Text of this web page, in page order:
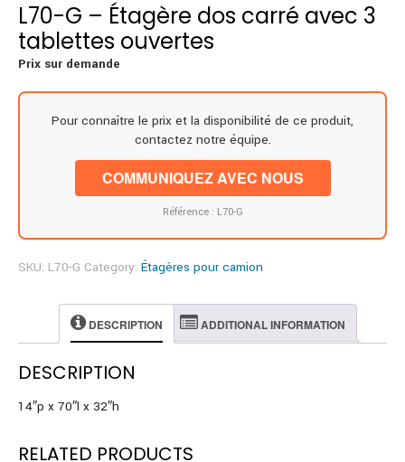
L70-G – Étagère dos carré avec 3
tablettes ouvertes
Prix sur demande
Pour connaître le prix et la disponibilité de ce produit,
contactez notre équipe.
COMMUNIQUEZ AVEC NOUS
Référence : L70-G
SKU: L70-G Category: Étagères pour camion
DESCRIPTION ADDITIONAL INFORMATION
DESCRIPTION
14″p x 70″l x 32″h
RELATED PRODUCTS